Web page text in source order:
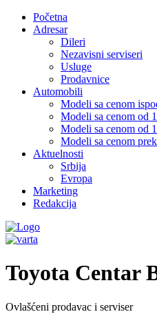
Početna
Adresar
Dileri
Nezavisni serviseri
Usluge
Prodavnice
Automobili
Modeli sa cenom
Modeli sa cenom od
Modeli sa cenom od
Modeli sa cenom
Aktuelnosti
Srbija
Evropa
Marketing
Redakcija
Toyota Centar
Ovlašćeni prodavac i serviser